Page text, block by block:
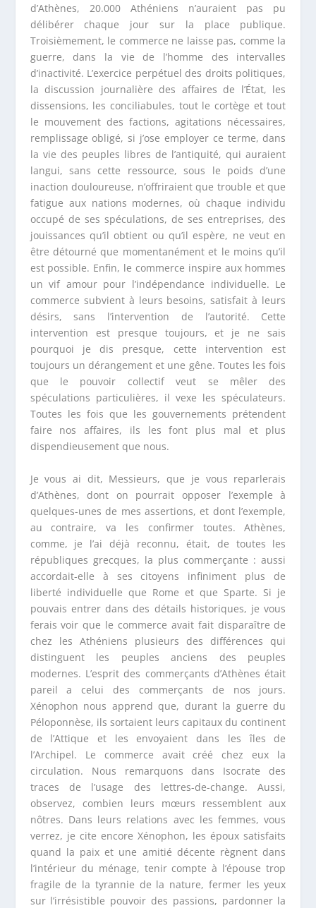
d’Athènes, 20.000 Athéniens n’auraient pas pu
délibérer chaque jour sur la place publique.
Troisièmement, le commerce ne laisse pas, comme la
guerre, dans la vie de l’homme des intervalles
d’inactivité. L’exercice perpétuel des droits politiques,
la discussion journalière des affaires de l’État, les
dissensions, les conciliabules, tout le cortège et tout
le mouvement des factions, agitations nécessaires,
remplissage obligé, si j’ose employer ce terme, dans
la vie des peuples libres de l’antiquité, qui auraient
langui, sans cette ressource, sous le poids d’une
inaction douloureuse, n’offriraient que trouble et que
fatigue aux nations modernes, où chaque individu
occupé de ses spéculations, de ses entreprises, des
jouissances qu’il obtient ou qu’il espère, ne veut en
être détourné que momentanément et le moins qu’il
est possible. Enfin, le commerce inspire aux hommes
un vif amour pour l’indépendance individuelle. Le
commerce subvient à leurs besoins, satisfait à leurs
désirs, sans l’intervention de l’autorité. Cette
intervention est presque toujours, et je ne sais
pourquoi je dis presque, cette intervention est
toujours un dérangement et une gêne. Toutes les fois
que le pouvoir collectif veut se mêler des
spéculations particulières, il vexe les spéculateurs.
Toutes les fois que les gouvernements prétendent
faire nos affaires, ils les font plus mal et plus
dispendieusement que nous.
Je vous ai dit, Messieurs, que je vous reparlerais
d’Athènes, dont on pourrait opposer l’exemple à
quelques-unes de mes assertions, et dont l’exemple,
au contraire, va les confirmer toutes. Athènes,
comme, je l’ai déjà reconnu, était, de toutes les
républiques grecques, la plus commerçante : aussi
accordait-elle à ses citoyens infiniment plus de
liberté individuelle que Rome et que Sparte. Si je
pouvais entrer dans des détails historiques, je vous
ferais voir que le commerce avait fait disparaître de
chez les Athéniens plusieurs des différences qui
distinguent les peuples anciens des peuples
modernes. L’esprit des commerçants d’Athènes était
pareil a celui des commerçants de nos jours.
Xénophon nous apprend que, durant la guerre du
Péloponnèse, ils sortaient leurs capitaux du continent
de l’Attique et les envoyaient dans les îles de
l’Archipel. Le commerce avait créé chez eux la
circulation. Nous remarquons dans Isocrate des
traces de l’usage des lettres-de-change. Aussi,
observez, combien leurs mœurs ressemblent aux
nôtres. Dans leurs relations avec les femmes, vous
verrez, je cite encore Xénophon, les époux satisfaits
quand la paix et une amitié décente règnent dans
l’intérieur du ménage, tenir compte à l’épouse trop
fragile de la tyrannie de la nature, fermer les yeux
sur l’irrésistible pouvoir des passions, pardonner la